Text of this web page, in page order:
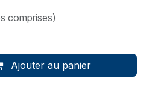
comprises)
Ajouter au panier